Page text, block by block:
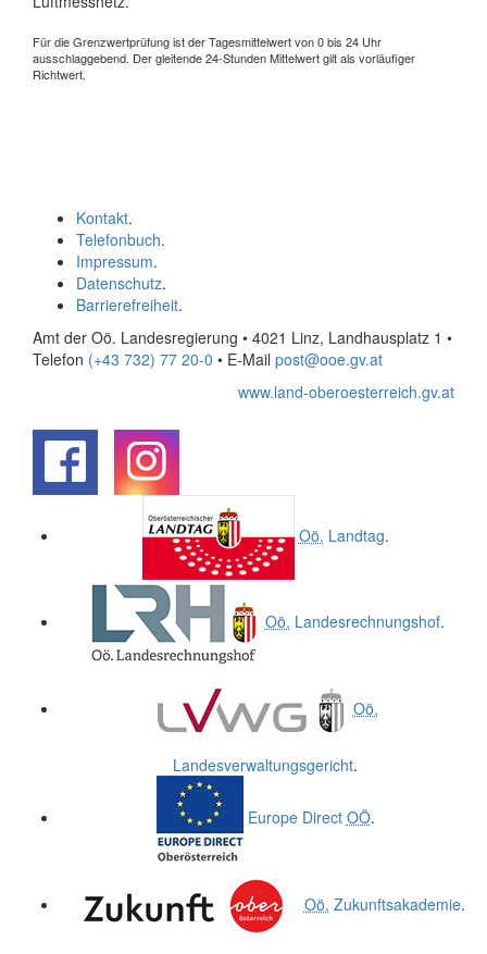
Für die Grenzwertprüfung ist der Tagesmittelwert von 0 bis 24 Uhr
ausschlaggebend. Der gleitende 24-Stunden Mittelwert gilt als vorläufiger
Richtwert.
Kontakt.
Telefonbuch.
Impressum.
Datenschutz.
Barrierefreiheit.
Amt der Oö. Landesregierung • 4021 Linz, Landhausplatz 1 •
Telefon (+43 732) 77 20-0 • E-Mail post@ooe.gv.at
www.land-oberoesterreich.gv.at
Oö. Landtag.
Oö. Landesrechnungshof.
Oö.
Landesverwaltungsgericht.
Europe Direct OÖ.
Oö. Zukunftsakademie.